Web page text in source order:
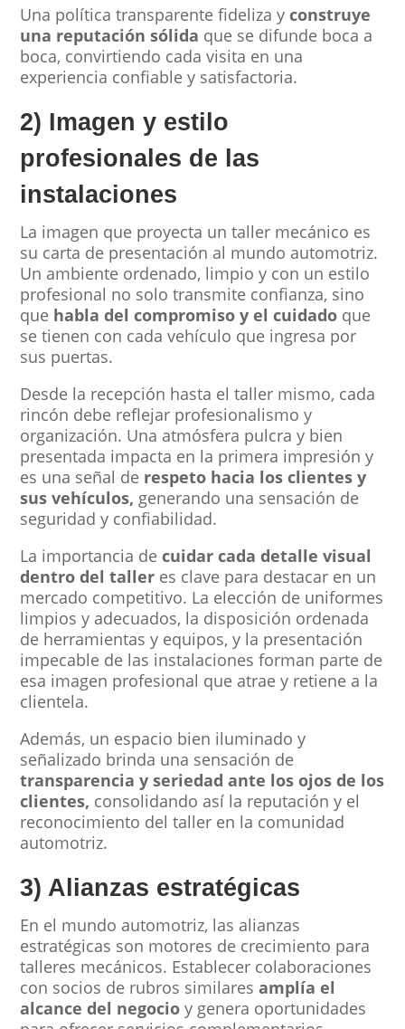
Una política transparente fideliza yconstruye
una reputación sólida que se difunde boca a
boca, convirtiendo cada visita en una
experiencia confiable y satisfactoria.
2) Imagen y estilo
profesionales de las
instalaciones
La imagen que proyecta un taller mecánico es
su carta de presentación al mundo automotriz.
Un ambiente ordenado, limpio y con un estilo
profesional no solo transmite confianza, sino
que habla del compromiso y el cuidado que
se tienen con cada vehículo que ingresa por
sus puertas.
Desde la recepción hasta el taller mismo, cada
rincón debe reflejar profesionalismo y
organización. Una atmósfera pulcra y bien
presentada impacta en la primera impresión y
es una señal de respeto hacia los clientes y
sus vehículos, generando una sensación de
seguridad y confiabilidad.
La importancia decuidar cada detalle visual
dentro del taller es clave para destacar en un
mercado competitivo. La elección de uniformes
limpios y adecuados, la disposición ordenada
de herramientas y equipos, y la presentación
impecable de las instalaciones forman parte de
esa imagen profesional que atrae y retiene a la
clientela.
Además, un espacio bien iluminado y
señalizado brinda una sensación de
transparencia y seriedad ante los ojos de los
clientes, consolidando así la reputación y el
reconocimiento del taller en la comunidad
automotriz.
3) Alianzas estratégicas
En el mundo automotriz, las alianzas
estratégicas son motores de crecimiento para
talleres mecánicos. Establecer colaboraciones
con socios de rubros similaresamplía el
alcance del negocioy genera oportunidades